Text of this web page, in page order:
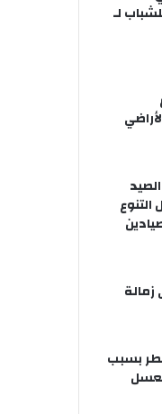
لـ
التنوع
بسبب